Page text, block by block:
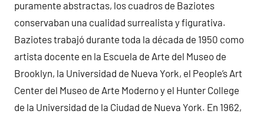
puramente abstractas, los cuadros de Baziotes
conservaban una cualidad surrealista y figurativa.
Baziotes trabajó durante toda la década de 1950 como
artista docente en la Escuela de Arte del Museo de
Brooklyn, la Universidad de Nueva York, el People’s Art
Center del Museo de Arte Moderno y el Hunter College
de la Universidad de la Ciudad de Nueva York. En 1962,